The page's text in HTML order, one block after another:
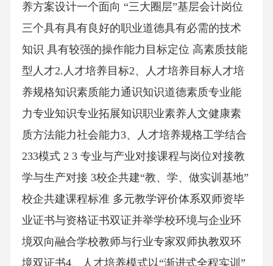
养方案设计一个面向 “三大圈层”基层会计岗位
三个具有具有良好的职业道德具有必需的技术
知识 具有较强的操作能力目标定位 高素质技能
型人才2.人才培养目标2、人才培养目标人才培
养规格知识素质能力通识知识道德素质专业能
力专业知识专业拓展知识职业素养人文健康素
质方法能力社会能力3、人才培养规格工学结合
233模式 2 3 专业与产业对接课程与岗位对接教
学与生产对接 3校企共建“教、学、做实训基地”
校企共建课程标准 多元教学评价体系双师资毕
业证书与资格证书双证并举学校环境与企业环
境双向融合学校教师与行业专家双师执教双环
境双证书4、人才培养模式以“渐进式全程实训”